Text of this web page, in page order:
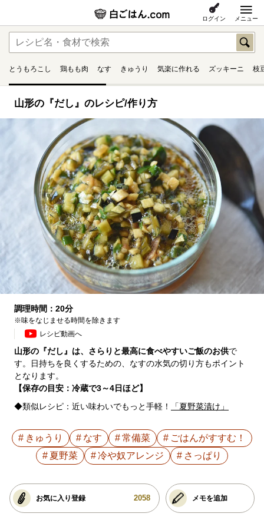
ログイン メニュー
とうもろこし 鶏もも肉 なす きゅうり 気楽に作れる ズッキーニ 枝
山形の『だし』のレシピ/作り方
調理時間：20分
※味をなじませる時間を除きます
レシピ動画へ
山形の『だし』は、さらりと最高に食べやすいご飯のお供で
す。日持ちを良くするための、なすの水気の切り方もポイント
となります。
【保存の目安：冷蔵で3～4日ほど】
◆類似レシピ：近い味わいでもっと手軽！
「夏野菜漬け」
きゅうり なす 常備菜
ごはんがすすむ！
夏野菜
冷や奴アレンジ さっぱり
お気に入り登録 2058 メモを追加